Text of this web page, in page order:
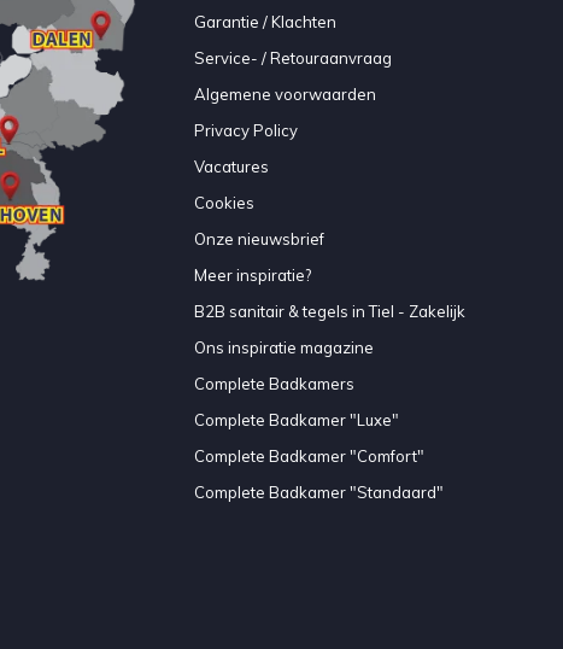
Garantie / Klachten
Service- / Retouraanvraag
Algemene voorwaarden
Privacy Policy
Vacatures
Cookies
Onze nieuwsbrief
Meer inspiratie?
B2B sanitair & tegels in Tiel - Zakelijk
Ons inspiratie magazine
Complete Badkamers
Complete Badkamer "Luxe"
Complete Badkamer "Comfort"
Complete Badkamer "Standaard"